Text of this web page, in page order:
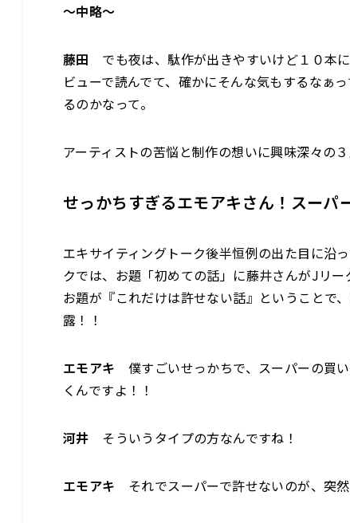
〜中略〜
藤田 でも夜は、駄作が出きやすいけど１０本
ビューで読んでて、確かにそんな気もするなぁ
るのかなって。
アーティストの苦悩と制作の想いに興味深々の３
せっかちすぎるエモアキさん！スーパ
エキサイティングトーク後半恒例の出た目に沿
クでは、お題「初めての話」に藤井さんがJリ
お題が『これだけは許せない話』ということで
露！！
エモアキ 僕すごいせっかちで、スーパーの買
くんですよ！！
河井 そういうタイプの方なんですね！
エモアキ それでスーパーで許せないのが、突